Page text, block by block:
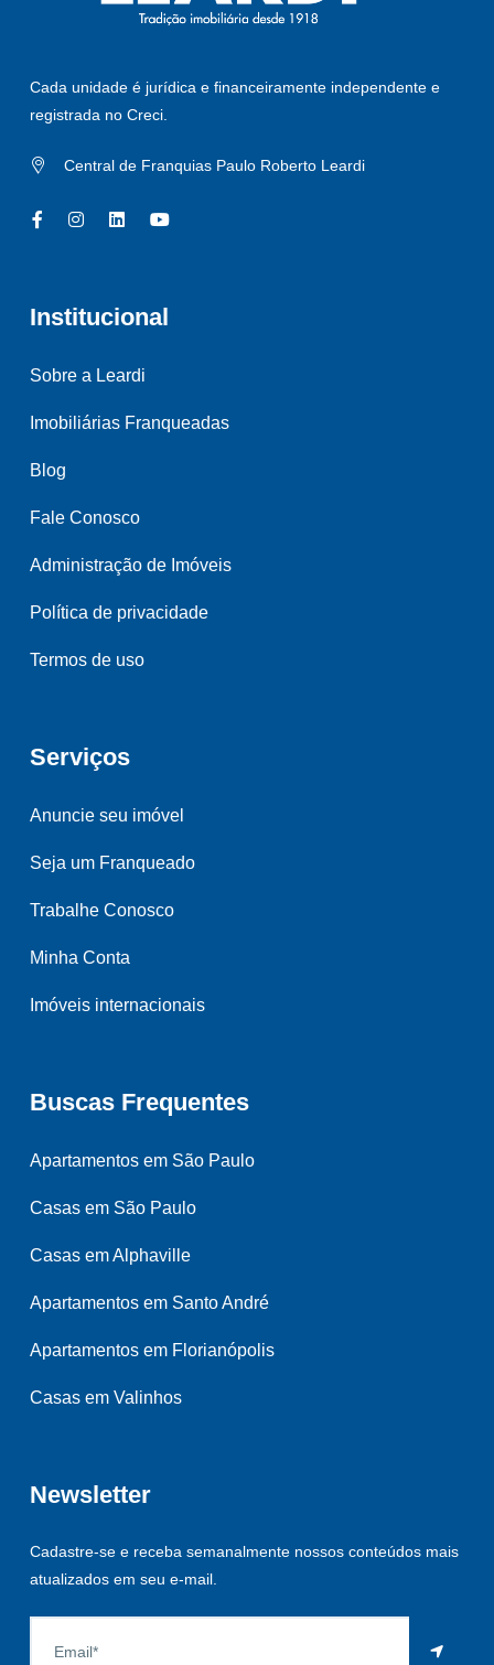
Cada unidade é jurídica e financeiramente independente e
registrada no Creci.
Central de Franquias Paulo Roberto Leardi
Institucional
Sobre a Leardi
Imobiliárias Franqueadas
Blog
Fale Conosco
Administração de Imóveis
Política de privacidade
Termos de uso
Serviços
Anuncie seu imóvel
Seja um Franqueado
Trabalhe Conosco
Minha Conta
Imóveis internacionais
Buscas Frequentes
Apartamentos em São Paulo
Casas em São Paulo
Casas em Alphaville
Apartamentos em Santo André
Apartamentos em Florianópolis
Casas em Valinhos
Newsletter
Cadastre-se e receba semanalmente nossos conteúdos mais
atualizados em seu e-mail.